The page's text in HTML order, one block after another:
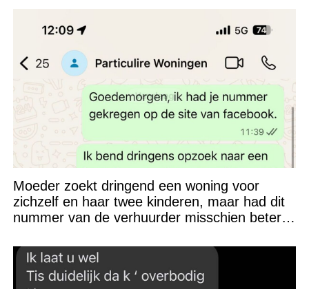
Moeder zoekt dringend een woning voor
zichzelf en haar twee kinderen, maar had dit
nummer van de verhuurder misschien beter